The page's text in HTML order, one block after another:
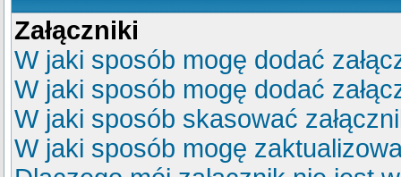
Załączniki
W jaki sposób mogę dodać
W jaki sposób mogę dodać
W jaki sposób skasować
W jaki sposób mogę